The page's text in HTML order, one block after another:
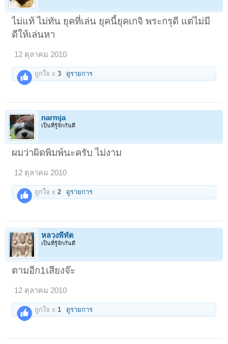
ไม่แท้ ไม่ทัน ยุคที่เล่น ยุคนี้ยุคเกจิ พระกรุดี แต่ไม่มี
ดีให้เล่นหา
12 ตุลาคม 2010
ถูกใจ x3 ดูรายการ
narmja
เป็นที่รู้จักกันดี
ผมว่าผิดพิมพ์นะครับ ไม่งาม
12 ตุลาคม 2010
ถูกใจ x2 ดูรายการ
หลวงพี่ทัต
เป็นที่รู้จักกันดี
ตามอีก1เสียงจ๊ะ
12 ตุลาคม 2010
ถูกใจ x 1 ดูรายการ